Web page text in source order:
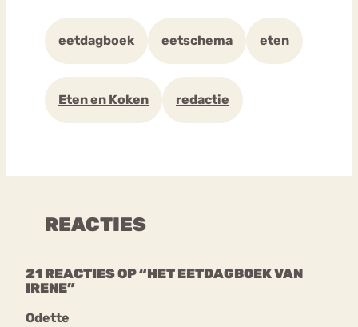
eetdagboek eetschema eten
Eten en Koken redactie
REACTIES
21 REACTIES OP “HET EETDAGBOEK VAN
IRENE”
Odette